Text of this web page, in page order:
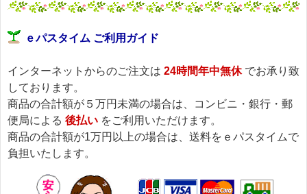
ｅパスタイム ご利用ガイド
インターネットからのご注文は 24時間年中無休でお承り致
しております。
商品の合計額が５万円未満の場合は、コンビニ・銀行・郵
便局による 後払い をご利用いただけます。
商品の合計額が1万円以上の場合は、送料をｅパスタイムで
負担いたします。